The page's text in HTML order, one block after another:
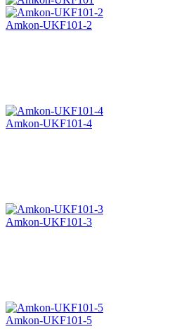
Amkon-UKF101-2
Amkon-UKF101-4
Amkon-UKF101-3
Amkon-UKF101-5